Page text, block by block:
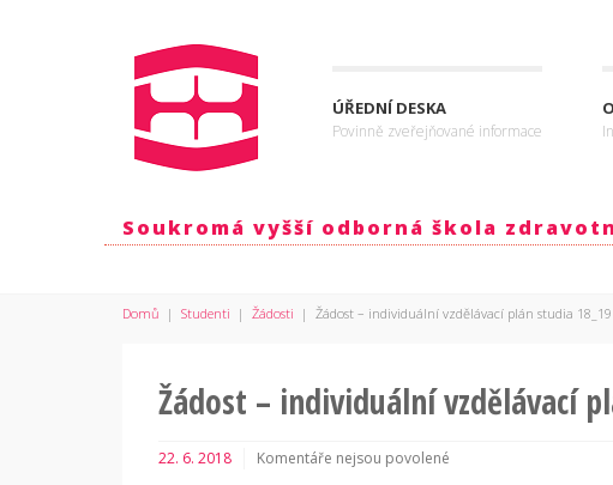
ÚŘEDNÍ DESKA
Povinně zveřejňované informace
Soukromá vyšší odborná škola
Domů | Studenti | Žádosti | Žádost – individuální vzdělávací plán studia 18_19
Žádost – individuální vzdělávací
22. 6. 2018
Komentáře nejsou povolené